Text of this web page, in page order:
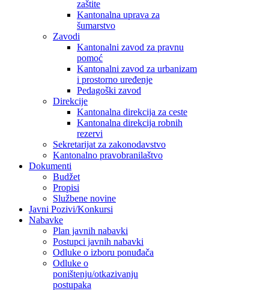
zaštite
Kantonalna uprava za
šumarstvo
Zavodi
Kantonalni zavod za pravnu
pomoć
Kantonalni zavod za urbanizam
i prostorno uređenje
Pedagoški zavod
Direkcije
Kantonalna direkcija za ceste
Kantonalna direkcija robnih
rezervi
Sekretarijat za zakonodavstvo
Kantonalno pravobranilaštvo
Dokumenti
Budžet
Propisi
Službene novine
Javni Pozivi/Konkursi
Nabavke
Plan javnih nabavki
Postupci javnih nabavki
Odluke o izboru ponuđača
Odluke o
poništenju/otkazivanju
postupaka